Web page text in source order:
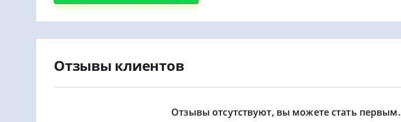
Отзывы клиентов
Отзывы отсутствуют, вы можете стать первым.